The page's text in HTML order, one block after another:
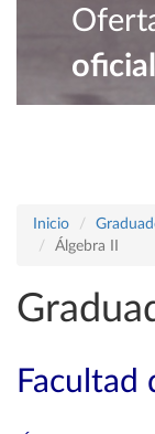
Inicio
Álgebra II
Facultad